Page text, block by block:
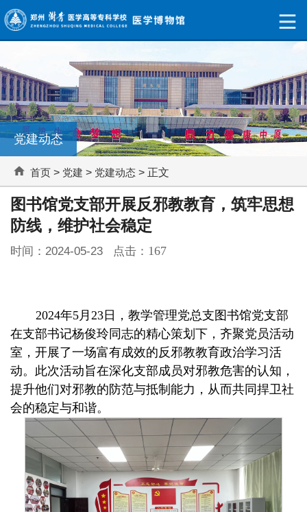
党建动态
首页 > 党建 > 党建动态 > 正文
图书馆党支部开展反邪教教育，筑牢思想
防线，维护社会稳定
时间：2024-05-23 点击： 167
2024年5月23 日，教学管理党总支图书馆党支部
在支部书记杨俊玲同志的精心策划下，齐聚党员活动
室，开展了一场富有成效的反邪教教育政治学习活
动。此次活动旨在深化支部成员对邪教危害的认知，
提升他们对邪教的防范与抵制能力，从而共同捍卫社
会的稳定与和谐。